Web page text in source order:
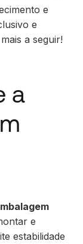
e
e
a seguir!
a
e
estabilidade